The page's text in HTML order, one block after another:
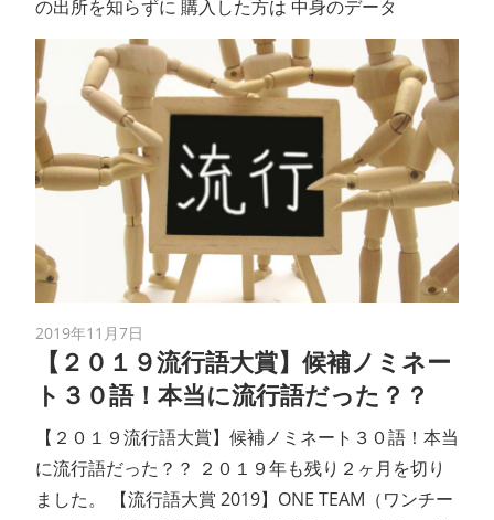
の出所を知らずに 購入した方は 中身のデータ
2019年11月7日
【２０１９流行語大賞】候補ノミネー
ト３０語！本当に流行語だった？？
【２０１９流行語大賞】候補ノミネート３０語！本当
に流行語だった？？ ２０１９年も残り２ヶ月を切り
ました。 【流行語大賞 2019】ONE TEAM（ワンチー